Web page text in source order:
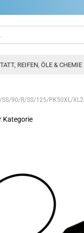
REIFEN, ÖLE & CHEMIE
SS/90/R/SS/125/PK50XL/XL2
Kategorie